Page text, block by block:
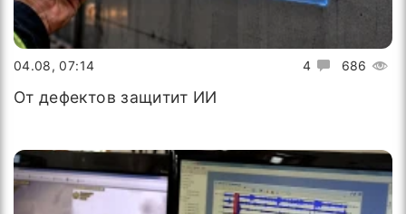
4 686
04.08, 07:14
От дефектов защитит ИИ